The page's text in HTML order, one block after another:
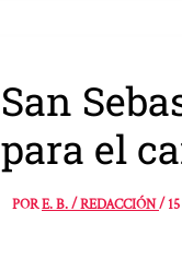
San
para el
PORE. B. / REDACCIÓN/